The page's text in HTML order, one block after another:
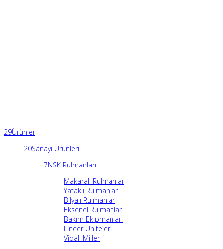
29Ürünler
20Sanayi Ürünleri
7NSK Rulmanları
Makaralı Rulmanlar
Yataklı Rulmanlar
Bilyalı Rulmanlar
Eksenel Rulmanlar
Bakım Ekipmanları
Lineer Üniteler
Vidalı Miller